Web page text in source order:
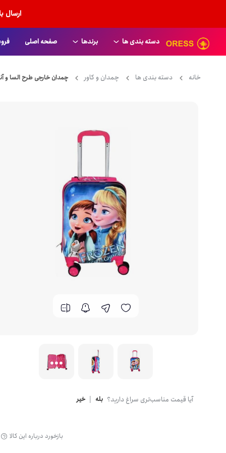
ارسال
دسته بندی ها
کیف دستی چرمی
انواع کوله پشتی
کوله پشتی زنانه
کوله کوهنوردی
ساک و کیف سفری
چمدان و کاور
لوازم جانبی دیجیتال
اکسسوری دکوری
برندها
Arctic Hunter
benetton
Camel
CARIBOU
Crumpler
DeepCool
صفحه اصلی
خانه دسته بندی ها چمدان و کاور چمدان خارجی طرح السا و
آیا قیمت مناسب‌تری سراغ دارید؟ بله خیر
بازخورد درباره این کالا